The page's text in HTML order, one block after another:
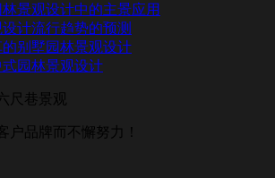
景观设计中的主景应用
计流行趋势的预测
别墅园林景观设计
园林景观设计
户品牌而不懈努力！